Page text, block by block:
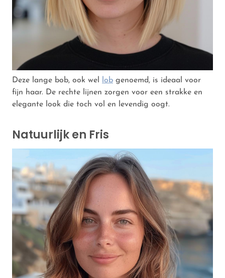
Deze lange bob, ook wel lob genoemd, is ideaal voor
fijn haar. De rechte lijnen zorgen voor een strakke en
elegante look die toch vol en levendig oogt.
Natuurlijk en Fris